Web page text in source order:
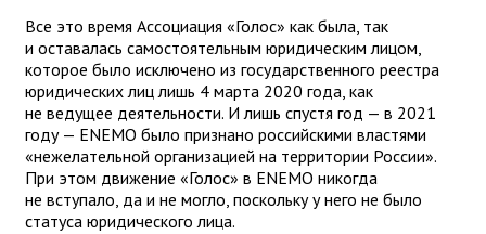
Все это время Ассоциация «Голос» как была, так
и оставалась самостоятельным юридическим лицом,
которое было исключено из государственного реестра
юридических лиц лишь 4 марта 2020 года, как
не ведущее деятельности. И лишь спустя год — в 2021
году — ENEMO было признано российскими властями
«нежелательной организацией на территории России».
При этом движение «Голос» в ENEMO никогда
не вступало, да и не могло, поскольку у него не было
статуса юридического лица.